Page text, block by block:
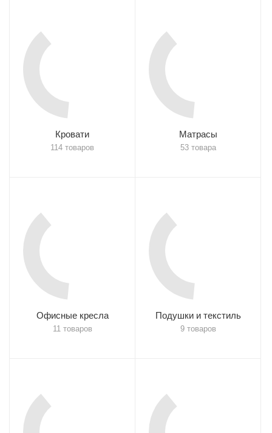
Кровати
114 товаров
Матрасы
53 товара
Офисные кресла
11 товаров
Подушки и текстиль
9 товаров